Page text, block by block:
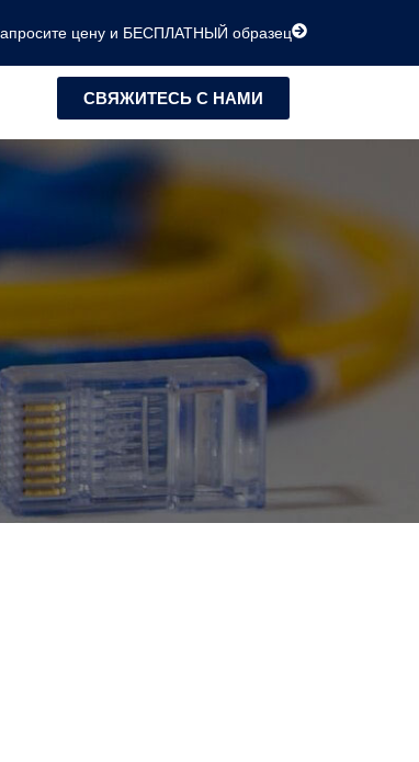
цену и БЕСПЛАТНЫЙ образец
СВЯЖИТЕСЬ С НАМИ